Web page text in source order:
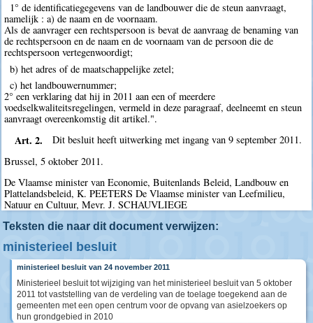
1° de identificatiegegevens van de landbouwer die de steun aanvraagt,
namelijk : a) de naam en de voornaam.
Als de aanvrager een rechtspersoon is bevat de aanvraag de benaming van
de rechtspersoon en de naam en de voornaam van de persoon die de
rechtspersoon vertegenwoordigt;
b) het adres of de maatschappelijke zetel;
c) het landbouwernummer;
2° een verklaring dat hij in 2011 aan een of meerdere
voedselkwaliteitsregelingen, vermeld in deze paragraaf, deelneemt en steun
aanvraagt overeenkomstig dit artikel.".
Art. 2.
Dit besluit heeft uitwerking met ingang van 9 september 2011.
Brussel, 5 oktober 2011.
De Vlaamse minister van Economie, Buitenlands Beleid, Landbouw en
Plattelandsbeleid, K. PEETERS De Vlaamse minister van Leefmilieu,
Natuur en Cultuur, Mevr. J. SCHAUVLIEGE
Teksten die naar dit document verwijzen:
ministerieel besluit
ministerieel besluit van 24 november 2011
Ministerieel besluit tot wijziging van het ministerieel besluit van 5 oktober
2011 tot vaststelling van de verdeling van de toelage toegekend aan de
gemeenten met een open centrum voor de opvang van asielzoekers op
hun grondgebied in 2010